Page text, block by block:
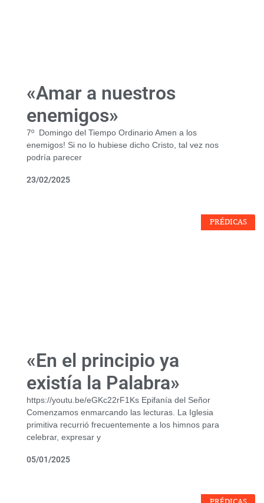
«Amar a nuestros
enemigos»
7º Domingo del Tiempo Ordinario Amen a los
enemigos! Si no lo hubiese dicho Cristo, tal vez nos
podría parecer
23/02/2025
PRÉDICAS
«En el principio ya
existía la Palabra»
https://youtu.be/eGKc22rF1Ks Epifanía del Señor
Comenzamos enmarcando las lecturas. La Iglesia
primitiva recurrió frecuentemente a los himnos para
celebrar, expresar y
05/01/2025